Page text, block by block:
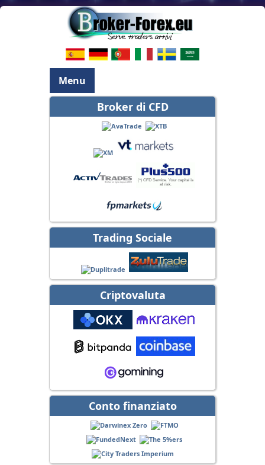
Menu
Broker di CFD
Trading Sociale
Criptovaluta
Conto finanziato